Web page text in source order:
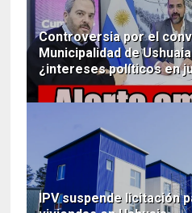
Controversia por el
Municipalidad de
¿intereses políticos en
IPV suspende licitación